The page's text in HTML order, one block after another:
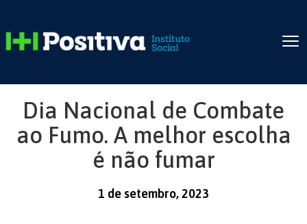
Dia Nacional de Combate
ao Fumo. A melhor escolha
é não fumar
1 de setembro, 2023